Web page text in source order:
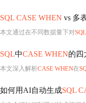
SQL CASE WHEN vs 多
本文通过在不同数据量下对SQL
SQL中CASE WHEN的四
本文深入解析CASE WHEN在
如何用AI自动生成SQL